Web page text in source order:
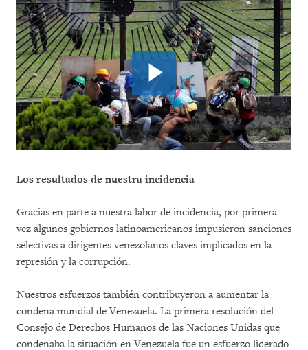
Los resultados de nuestra incidencia
Gracias en parte a nuestra labor de incidencia, por primera
vez algunos gobiernos latinoamericanos impusieron sanciones
selectivas a dirigentes venezolanos claves implicados en la
represión y la corrupción.
Nuestros esfuerzos también contribuyeron a aumentar la
condena mundial de Venezuela. La primera resolución del
Consejo de Derechos Humanos de las Naciones Unidas que
condenaba la situación en Venezuela fue un esfuerzo liderado